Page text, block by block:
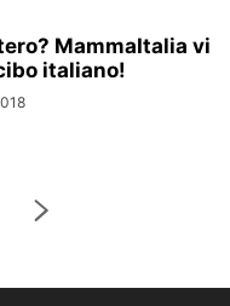
MammaItalia vi
italiano!